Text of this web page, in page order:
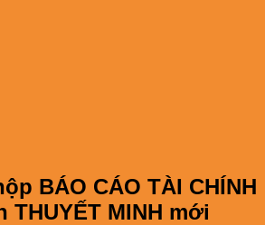
BÁO CÁO TÀI CHÍNH
THUYẾT MINH mới